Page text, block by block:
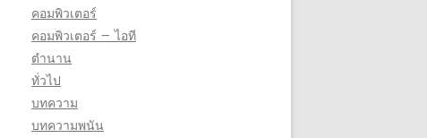
คอมพิวเตอร์
คอมพิวเตอร์ – ไอที
ตำนาน
ทั่วไป
บทความ
บทความพนัน